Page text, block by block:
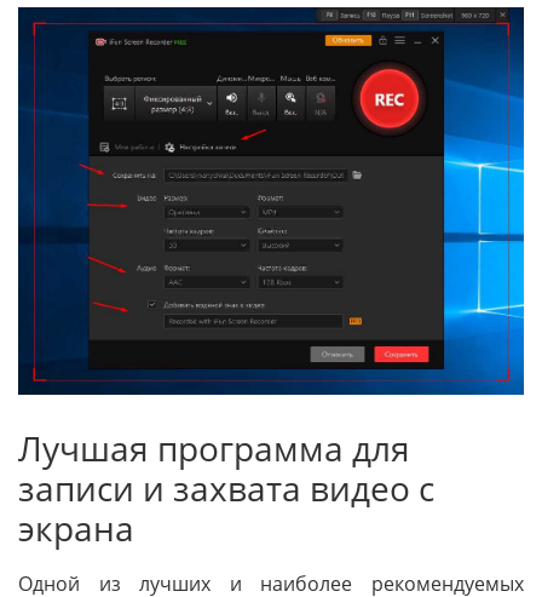
Лучшая программа для
записи и захвата видео с
экрана
Одной из лучших и наиболее рекомендуемых